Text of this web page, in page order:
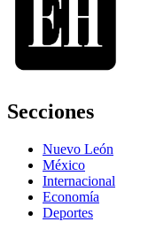
Secciones
Nuevo León
México
Internacional
Economía
Deportes